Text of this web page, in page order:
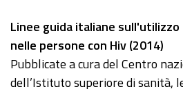
Linee guida italiane
nelle persone con Hiv (2014)
Pubblicate a cura del Centro
dell’Istituto superiore di sanità,